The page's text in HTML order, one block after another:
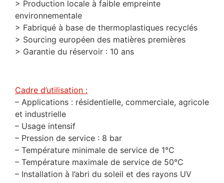
> Production locale à faible empreinte
environnementale
> Fabriqué à base de thermoplastiques recyclés
> Sourcing européen des matières premières
> Garantie du réservoir : 10 ans
Cadre d’utilisation :
– Applications : résidentielle, commerciale, agricole
et industrielle
– Usage intensif
– Pression de service : 8 bar
– Température minimale de service de 1°C
– Température maximale de service de 50°C
– Installation à l’abri du soleil et des rayons UV